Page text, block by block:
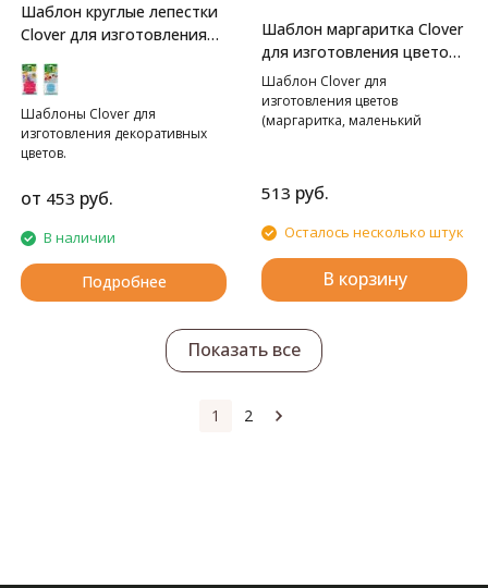
Шаблон круглые лепестки
Clover для изготовления
цветов
Шаблоны Clover для
изготовления декоративных
цветов.
от 453 руб.
В наличии
Подробнее
Шаблон маргаритка Clover
для изготовления цветов
(маленький размер)
Шаблон Clover для
изготовления цветов
(маргаритка, маленький
513 руб.
Осталось несколько штук
В корзину
Показать все
1 2